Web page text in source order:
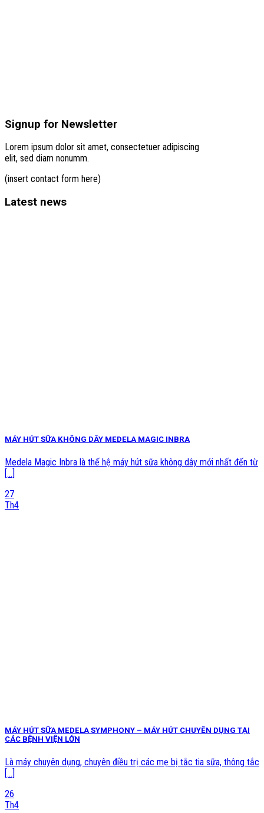
Signup for Newsletter
Lorem ipsum dolor sit amet, consectetuer adipiscing
elit, sed diam nonumm.
(insert contact form here)
Latest news
MÁY HÚT SỮA KHÔNG DÂY MEDELA MAGIC INBRA
Medela Magic Inbra là thế hệ máy hút sữa không dây mới nhất đến từ
[...]
27
Th4
MÁY HÚT SỮA MEDELA SYMPHONY – MÁY HÚT CHUYÊN DỤNG TẠI
CÁC BỆNH VIỆN LỚN
Là máy chuyên dụng, chuyên điều trị các mẹ bị tắc tia sữa, thông tắc
[...]
26
Th4